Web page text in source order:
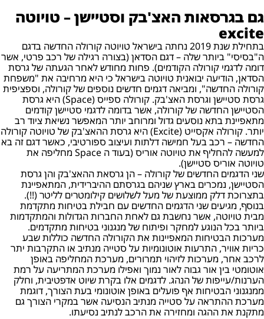
גם בגרסאות האצ'בק וסטיישן – טויוטה
excite
בתחילת שנת 2019 נחתה בישראל טויוטה קורולה החדשה בדגם
ה"בסיסי" ביותר שלה – דגם הסדאן (בצורה רגילה של רכב פרטי, אשר
דומה לדגמי קורולה הקודמים). פחות מחודש לאחר הגעתה של גרסת
הסדאן, הודיעה יבואנית טויוטה בישראל כי היא מרחיבה את "משפחת
קורולה החדשה", ומביאה דגמים חדשים נוספים של קורולה, וספציפית
גרסת סטיישן וגרסת האצ'בק. קורולה ספייס (Space) היא גרסת
הסטיישן החדשה של קורולה, אשר בדומה לדגמי סטיישן קודמים
מתאפיינת בתא נוסעים גדול ומרוחב יותר המאפשר נשיאת ציוד רב
יותר. קורולה אקסייט (Excite) היא גרסת ההאצ'בק של טויוטה קורולה
החדשה – רכב בעל חמישה דלתות ועיצוב ספורטיבי, כאשר דגם זה בא
למעשה להחליף את טויוטה אוריס (בעוד ה Space מחליפה את
טויוטה אוריס סטיישן).
שני הדגמים החדשים של קורולה – הן גרסאת ההאצ'בק והן גרסת
הסטיישן, נמכרים בארץ שניהם בגרסתם ההיברידית, המתאפיינת
בתצרוכת דלק ממוצעת של מעל לשלושים קילומטרים לליטר (!!).
בנוסף, מגיעים שני הדגמים החדשים עם חבילת בטיחות מתקדמת
מבית טויוטה, אשר נחשבת גם לאחת החברות הגדולות והמתקדמות
ביותר בכל הנוגע למחקר ופיתוח של מנגנוני בטיחות מתקדמים.
מערכות הבטיחות המאפיינות את הקורולה החדשה כוללות שבע
כריות אוויר, התרעות אוטונומיות על סטייה מנתיב או התקרבות יתר
לרכב אחר, מערכות לזיהוי תמרורים, מערכת המחליפה באופן
אוטומטי בין אור גבוה לאור נמוך ואפילו מערכת המתריעה על רמת
הערנות/עייפות של הנהג. לדגמים אלו בקרת שיוט אדפטיבית, וחלק
ממנגנוני הבטיחות אף פועלים באופן אוטונומי בעת הצורך, דוגמת
מערכת ההתראה על סטייה מנתיב הנסיעה אשר במקרי הצורך גם
מתקנת את ההגה ומחזירה את הרכב לנתיב נסיעתו.